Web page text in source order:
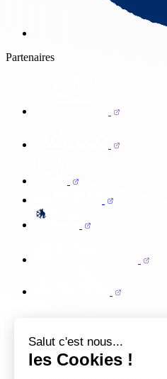
Salut c'est nous...
les Cookies !
Partenaires